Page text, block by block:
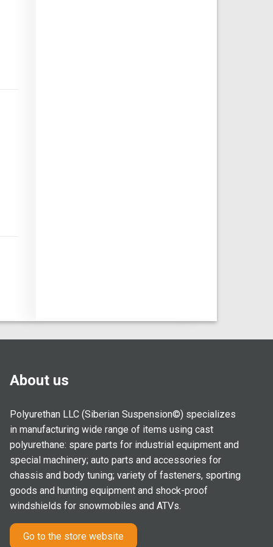
About us
Polyurethan LLC (Siberian Suspension©) specializes
in manufacturing wide range of items using cast
polyurethane: spare parts for industrial equipment and
special machinery; auto parts and accessories for
chassis and body tuning; variety of fasteners, sporting
goods and hunting equipment and shock-proof
windshields for snowmobiles and ATVs.
Go to the store website